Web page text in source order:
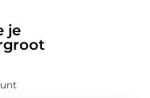
je